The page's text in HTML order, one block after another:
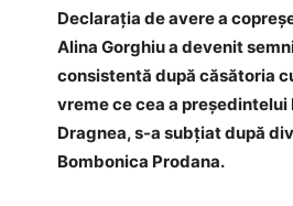
Declaraţia de avere a
Alina Gorghiu a devenit
consistentă după căsătoria
vreme ce cea a preşedintelui
Dragnea, s-a subţiat după
Bombonica Prodana.